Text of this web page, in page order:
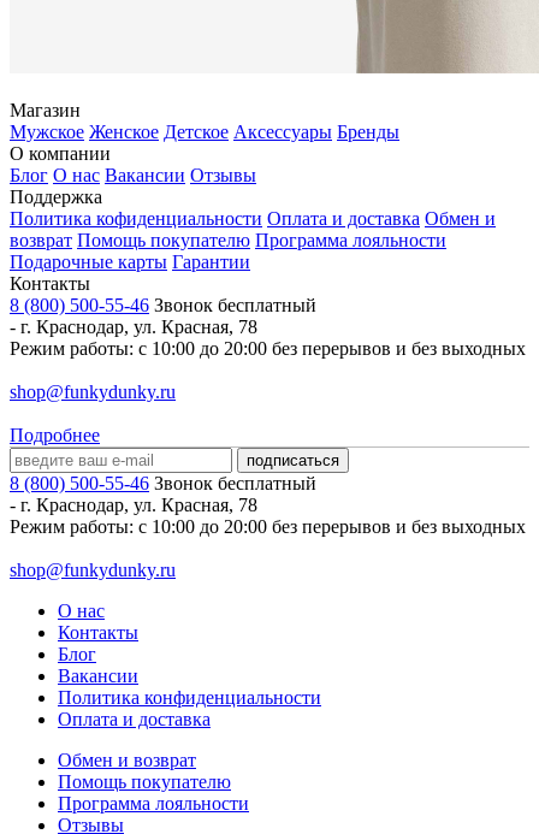
Магазин
Мужское Женское Детское Аксессуары Бренды
О компании
Блог О нас Вакансии Отзывы
Поддержка
Политика кофиденциальности Оплата и доставка Обмен и
возврат Помощь покупателю Программа лояльности
Подарочные карты Гарантии
Контакты
8 (800) 500-55-46 Звонок бесплатный
- г. Краснодар, ул. Красная, 78
Режим работы: с 10:00 до 20:00 без перерывов и без выходных
shop@funkydunky.ru
Подробнее
8 (800) 500-55-46 Звонок бесплатный
- г. Краснодар, ул. Красная, 78
Режим работы: с 10:00 до 20:00 без перерывов и без выходных
shop@funkydunky.ru
О нас
Контакты
Блог
Вакансии
Политика конфиденциальности
Оплата и доставка
Обмен и возврат
Помощь покупателю
Программа лояльности
Отзывы